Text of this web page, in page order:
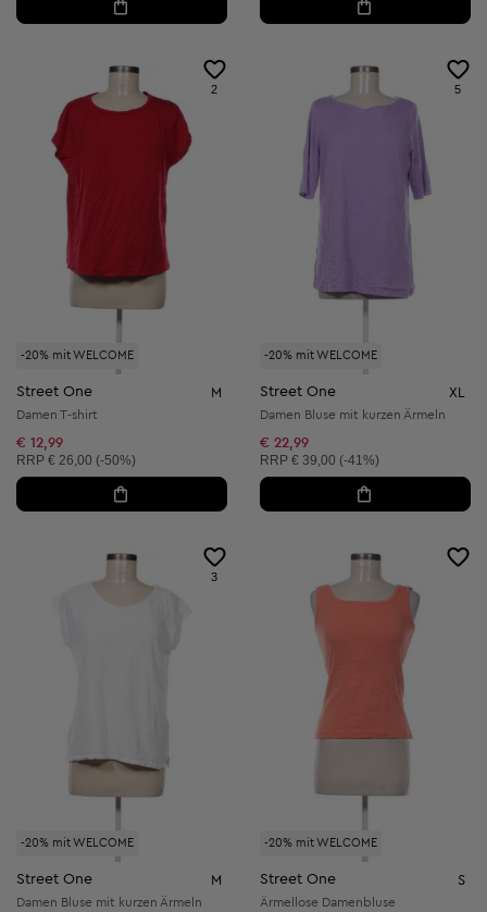
-20% mit WELCOME
2
Street One M
Damen T-shirt
€ 12,99
Unverbindliche Preisempfehlung:
RRP € 26,00 (-50%)
-20% mit WELCOME
5
Street One XL
Damen Bluse mit kurzen Ärmeln
€ 22,99
Unverbindliche Preisempfehlung:
RRP € 39,00 (-41%)
-20% mit WELCOME
3
Street One M
Damen Bluse mit kurzen Ärmeln
-20% mit WELCOME
Street One S
Ärmellose Damenbluse